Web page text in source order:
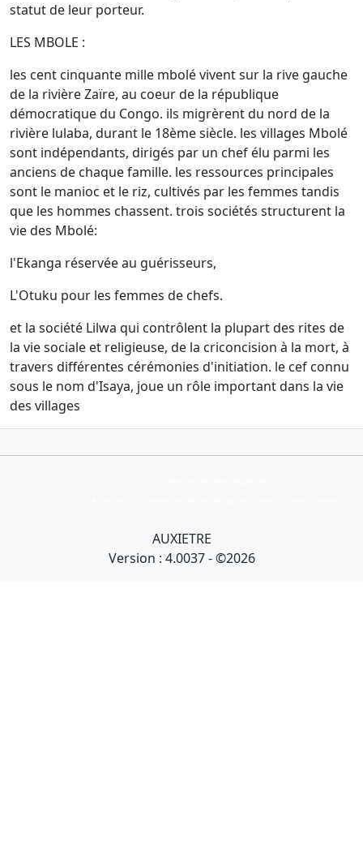
statut de leur porteur.
LES MBOLE :
les cent cinquante mille mbolé vivent sur la rive gauche
de la rivière Zaïre, au coeur de la république
démocratique du Congo. ils migrèrent du nord de la
rivière lulaba, durant le 18ème siècle. les villages Mbolé
sont indépendants, dirigés par un chef élu parmi les
anciens de chaque famille. les ressources principales
sont le manioc et le riz, cultivés par les femmes tandis
que les hommes chassent. trois sociétés structurent la
vie des Mbolé:
l'Ekanga réservée au guérisseurs,
L'Otuku pour les femmes de chefs.
et la société Lilwa qui contrôlent la plupart des rites de
la vie sociale et religieuse, de la criconcision à la mort, à
travers différentes cérémonies d'initiation. le cef connu
sous le nom d'Isaya, joue un rôle important dans la vie
des villages
AUXIETRE
Version : 4.0037 - ©2026